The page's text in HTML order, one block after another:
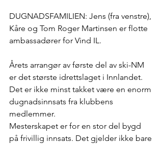
DUGNADSFAMILIEN: Jens (fra venstre),
Kåre og Tom Roger Martinsen er flotte
ambassadører for Vind IL.
Årets arrangør av første del av ski-NM
er det største idrettslaget i Innlandet.
Det er ikke minst takket være en enorm
dugnadsinnsats fra klubbens
medlemmer.
Mesterskapet er for en stor del bygd
på frivillig innsats. Det gjelder ikke bare